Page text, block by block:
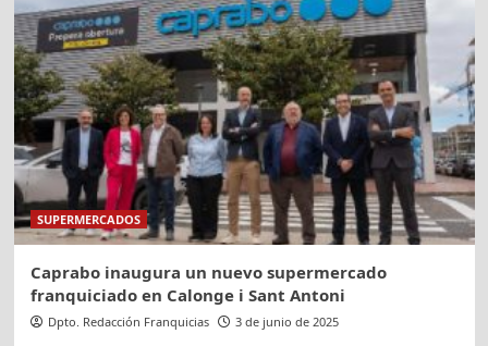
SUPERMERCADOS
Caprabo inaugura un nuevo supermercado
franquiciado en Calonge i Sant Antoni
Dpto. Redacción Franquicias 3 de junio de 2025